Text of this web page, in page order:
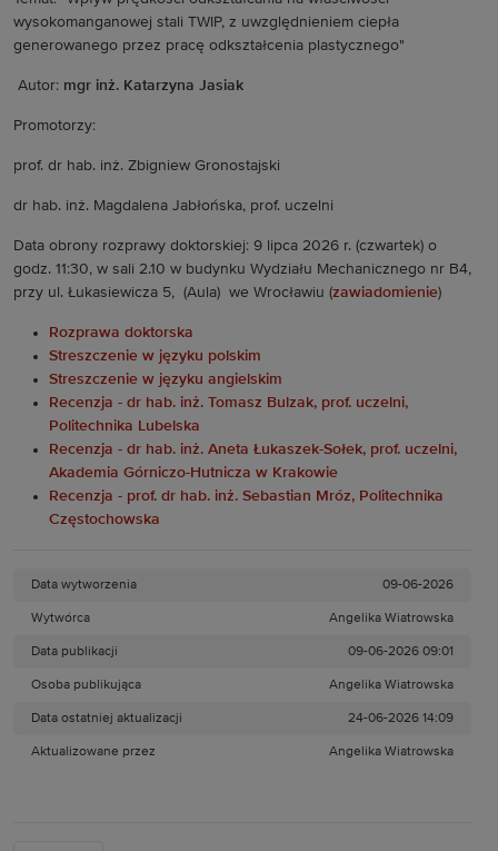
wysokomanganowej stali TWIP, z uwzględnieniem ciepła
generowanego przez pracę odkształcenia plastycznego"
Autor: mgr inż. Katarzyna Jasiak
Promotorzy:
prof. dr hab. inż. Zbigniew Gronostajski
dr hab. inż. Magdalena Jabłońska, prof. uczelni
Data obrony rozprawy doktorskiej: 9 lipca 2026 r. (czwartek) o
godz. 11:30, w sali 2.10 w budynku Wydziału Mechanicznego nr B4,
przy ul. Łukasiewicza 5, (Aula) we Wrocławiu (zawiadomienie)
Rozprawa doktorska
Streszczenie w języku polskim
Streszczenie w języku angielskim
Recenzja - dr hab. inż. Tomasz Bulzak, prof. uczelni,
Politechnika Lubelska
Recenzja - dr hab. inż. Aneta Łukaszek-Sołek, prof. uczelni,
Akademia Górniczo-Hutnicza w Krakowie
Recenzja - prof. dr hab. inż. Sebastian Mróz, Politechnika
Częstochowska
Data wytworzenia 09-06-2026
Wytwórca Angelika Wiatrowska
Data publikacji 09-06-2026 09:01
Osoba publikująca Angelika Wiatrowska
Data ostatniej aktualizacji 24-06-2026 14:09
Aktualizowane przez Angelika Wiatrowska